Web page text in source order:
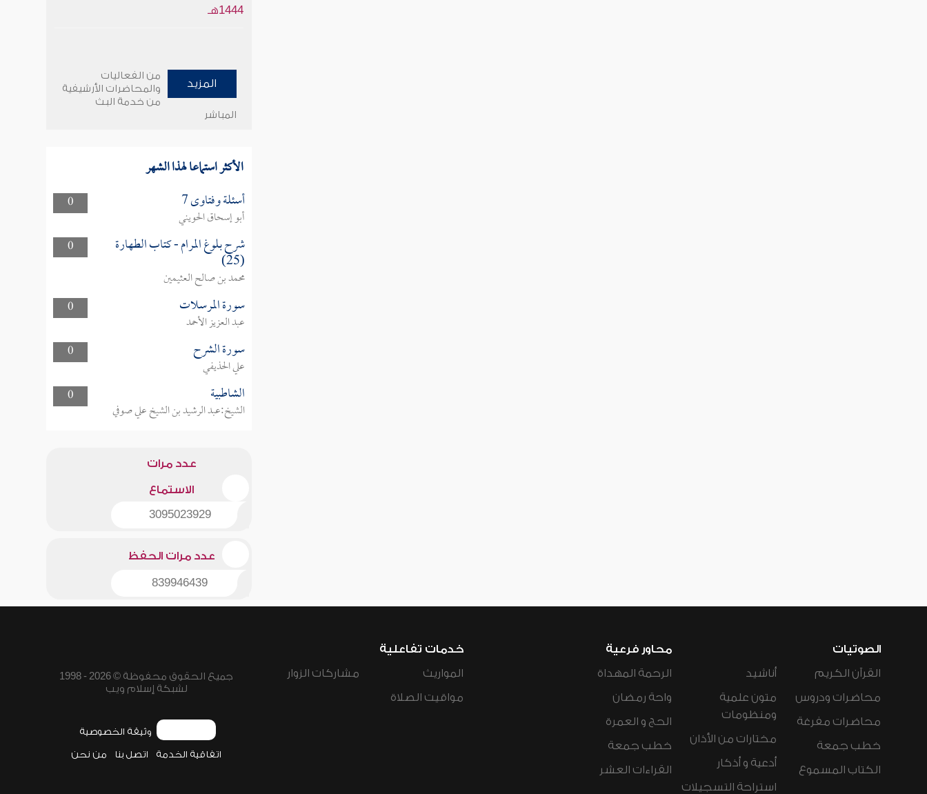
1444هـ
المزيد
من الفعاليات
والمحاضرات الأرشيفية
من خدمة البث
المباشر
الأكثر استماعا لهذا الشهر
0 أسئلة وفتاوى 7
أبو إسحاق الحويني
0
شرح بلوغ المرام - كتاب الطهارة
(25)
محمد بن صالح العثيمين
0
سورة المرسلات
عبد العزيز الأحمد
0
سورة الشرح
علي الحذيفي
0
الشاطبية
الشيخ:عبد الرشيد بن الشيخ علي صوفي
عدد مرات
الاستماع
3095023929
عدد مرات الحفظ
839946439
الصوتيات
القرآن الكريم
محاضرات ودروس
محاضرات مفرغة
خطب جمعة
الكتاب المسموع
أناشيد
متون علمية
ومنظومات
مختارات من الأذان
أدعية و أذكار
استراحة التسجيلات
محاور فرعية
الرحمة المهداة
واحة رمضان
الحج و العمرة
خطب جمعة
القراءات العشر
خدمات تفاعلية
المواريث
مواقيت الصلاة
مشاركات الزوار
جميع الحقوق محفوظة © 2026 - 1998
لشبكة إسلام ويب
وثيقة الخصوصية
اتفاقية الخدمة اتصل بنا من نحن